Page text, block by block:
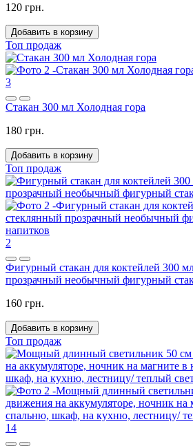
120 грн.
Добавить в корзину
Топ продаж
3
Стакан 300 мл Холодная гора
180 грн.
Добавить в корзину
Топ продаж
2
Фигурный стакан для коктейлей 300
прозрачный необычный фигурный
160 грн.
Добавить в корзину
Топ продаж
14